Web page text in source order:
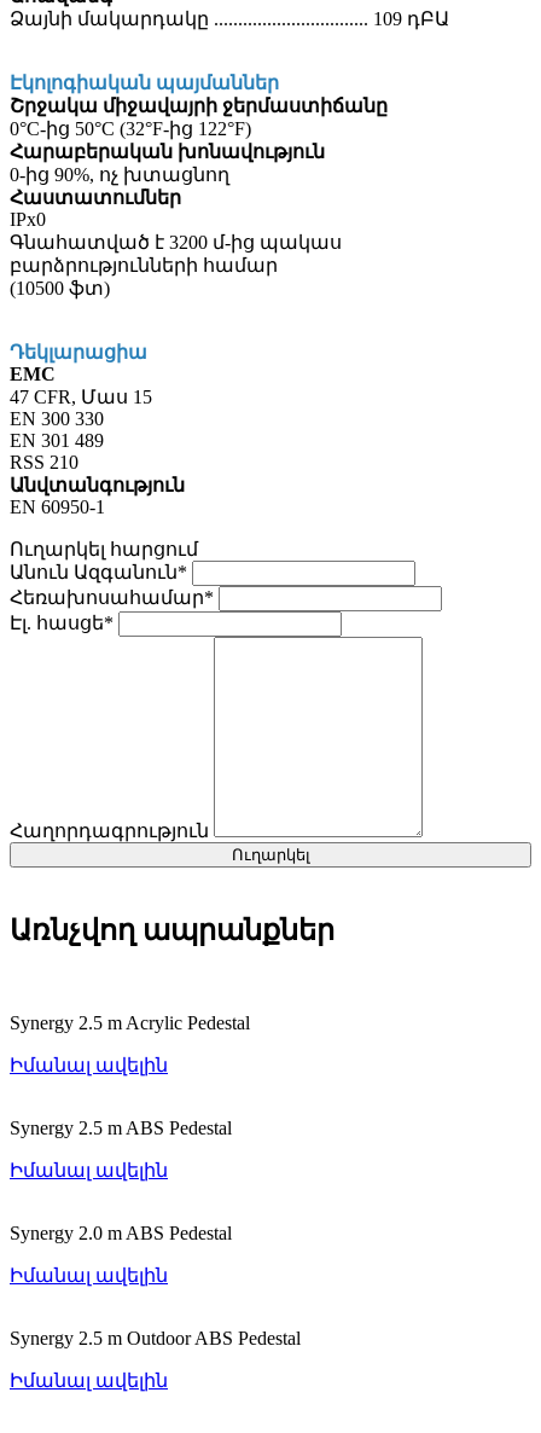
Ձայնի մակարդակը ................................ 109 դԲԱ
Էկոլոգիական պայմաններ
Շրջակա միջավայրի ջերմաստիճանը
0°C-ից 50°C (32°F-ից 122°F)
Հարաբերական խոնավություն
0-ից 90%, ոչ խտացնող
Հաստատումներ
IPx0
Գնահատված է 3200 մ-ից պակաս
բարձրությունների համար
(10500 ֆտ)
Դեկլարացիա
EMC
47 CFR, Մաս 15
EN 300 330
EN 301 489
RSS 210
Անվտանգություն
EN 60950-1
Ուղարկել հարցում
Անուն Ազգանուն*
Հեռախոսահամար*
Էլ. հասցե*
Հաղորդագրություն
Ուղարկել
Առնչվող ապրանքներ
Synergy 2.5 m Acrylic Pedestal
Իմանալ ավելին
Synergy 2.5 m ABS Pedestal
Իմանալ ավելին
Synergy 2.0 m ABS Pedestal
Իմանալ ավելին
Synergy 2.5 m Outdoor ABS Pedestal
Իմանալ ավելին